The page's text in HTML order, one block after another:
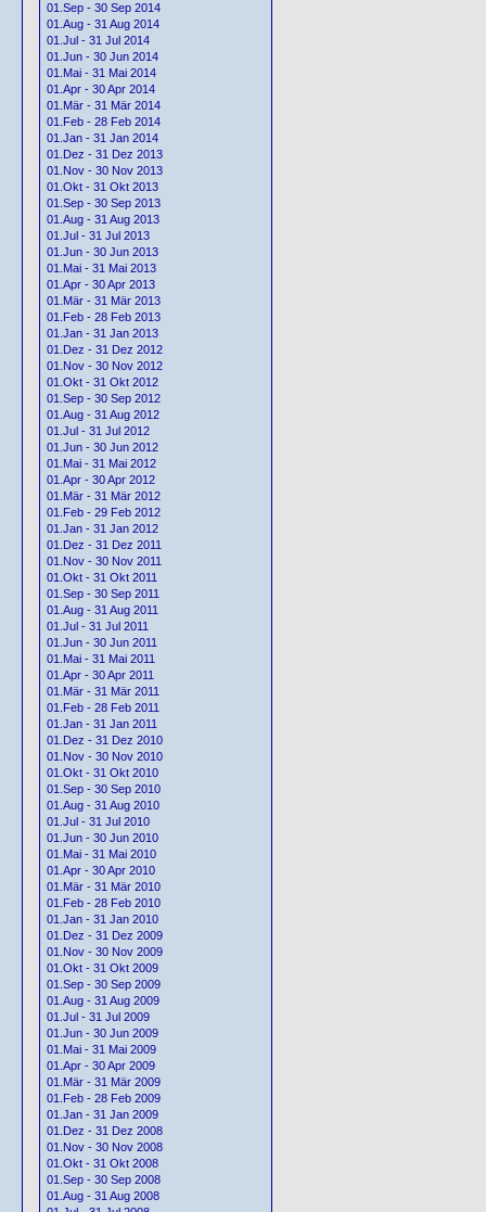
01.Sep - 30 Sep 2014
01.Aug - 31 Aug 2014
01.Jul - 31 Jul 2014
01.Jun - 30 Jun 2014
01.Mai - 31 Mai 2014
01.Apr - 30 Apr 2014
01.Mär - 31 Mär 2014
01.Feb - 28 Feb 2014
01.Jan - 31 Jan 2014
01.Dez - 31 Dez 2013
01.Nov - 30 Nov 2013
01.Okt - 31 Okt 2013
01.Sep - 30 Sep 2013
01.Aug - 31 Aug 2013
01.Jul - 31 Jul 2013
01.Jun - 30 Jun 2013
01.Mai - 31 Mai 2013
01.Apr - 30 Apr 2013
01.Mär - 31 Mär 2013
01.Feb - 28 Feb 2013
01.Jan - 31 Jan 2013
01.Dez - 31 Dez 2012
01.Nov - 30 Nov 2012
01.Okt - 31 Okt 2012
01.Sep - 30 Sep 2012
01.Aug - 31 Aug 2012
01.Jul - 31 Jul 2012
01.Jun - 30 Jun 2012
01.Mai - 31 Mai 2012
01.Apr - 30 Apr 2012
01.Mär - 31 Mär 2012
01.Feb - 29 Feb 2012
01.Jan - 31 Jan 2012
01.Dez - 31 Dez 2011
01.Nov - 30 Nov 2011
01.Okt - 31 Okt 2011
01.Sep - 30 Sep 2011
01.Aug - 31 Aug 2011
01.Jul - 31 Jul 2011
01.Jun - 30 Jun 2011
01.Mai - 31 Mai 2011
01.Apr - 30 Apr 2011
01.Mär - 31 Mär 2011
01.Feb - 28 Feb 2011
01.Jan - 31 Jan 2011
01.Dez - 31 Dez 2010
01.Nov - 30 Nov 2010
01.Okt - 31 Okt 2010
01.Sep - 30 Sep 2010
01.Aug - 31 Aug 2010
01.Jul - 31 Jul 2010
01.Jun - 30 Jun 2010
01.Mai - 31 Mai 2010
01.Apr - 30 Apr 2010
01.Mär - 31 Mär 2010
01.Feb - 28 Feb 2010
01.Jan - 31 Jan 2010
01.Dez - 31 Dez 2009
01.Nov - 30 Nov 2009
01.Okt - 31 Okt 2009
01.Sep - 30 Sep 2009
01.Aug - 31 Aug 2009
01.Jul - 31 Jul 2009
01.Jun - 30 Jun 2009
01.Mai - 31 Mai 2009
01.Apr - 30 Apr 2009
01.Mär - 31 Mär 2009
01.Feb - 28 Feb 2009
01.Jan - 31 Jan 2009
01.Dez - 31 Dez 2008
01.Nov - 30 Nov 2008
01.Okt - 31 Okt 2008
01.Sep - 30 Sep 2008
01.Aug - 31 Aug 2008